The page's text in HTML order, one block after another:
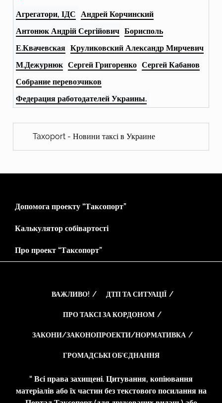
Агрегатори, ІДС Андрей Корчинский
Антонюк Андрій Сергійович Борисполь
Е.Квачевская Круликовский Александр Мирчевич
М.Дежурнюк Сергей Григоренко Сергей Кабанов
Собрание перевозчиков
Федерация работодателей Украины.
Taxoport - Новини таксі в Украине
Допомога проекту “Таксопорт”
Калькулятор собівартості
Про проект “Таксопорт”
ВАЖЛИВО! ДТП ТА СИТУАЦІЇ
ПРО ТАКСІ ЗА КОРДОНОМ
ЗАКОНИ/ЗАКОНОПРОЕКТИ/НОРМАТИВКА
ГРОМАДСЬКІ ОБ’ЄДНАННЯ
“ Всі права захищені. Цитування, копіювання
матеріалів або їх частин без текстового посилання на